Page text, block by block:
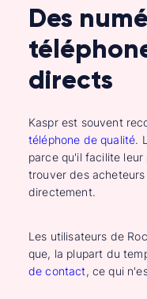
Des
directs
Kaspr est souvent
téléphone de qualité.
parce qu'il facilite
trouver des
directement.
Les utilisateurs de
que, la plupart du
de contact, ce qui